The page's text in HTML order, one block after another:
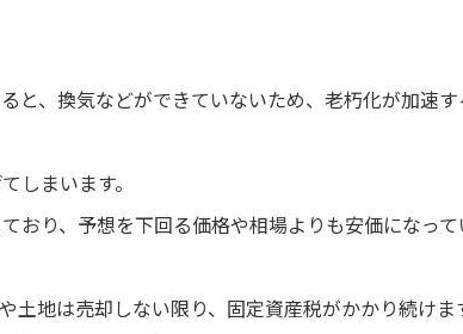
と、換気などができていないため、老朽化が加速
しまいます。
おり、予想を下回る価格や相場よりも安価になって
土地は売却しない限り、固定資産税がかかり続けま